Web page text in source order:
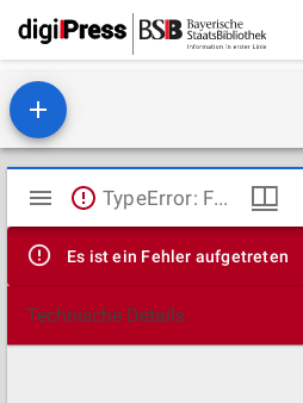
Mirador
Viewer
TypeError: Failed to fetch
Es ist ein Fehler aufgetreten
Technische Details